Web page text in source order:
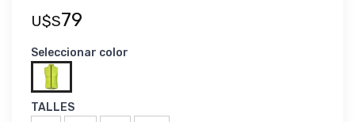
U$S79
Seleccionar color
TALLES